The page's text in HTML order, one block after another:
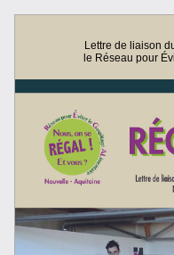
Lettre de liaison
le Réseau pour